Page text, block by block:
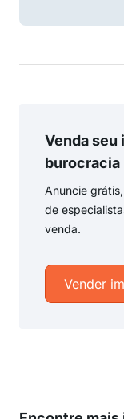
Venda seu
burocracia
Anuncie
de
venda.
Vender